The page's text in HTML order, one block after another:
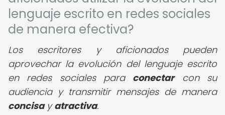
lenguaje escrito en redes sociales
de manera efectiva?
Los escritores y aficionados pueden
aprovechar la evolución del lenguaje escrito
en redes sociales para conectarcon su
audiencia y transmitir mensajes de manera
concisayatractiva.